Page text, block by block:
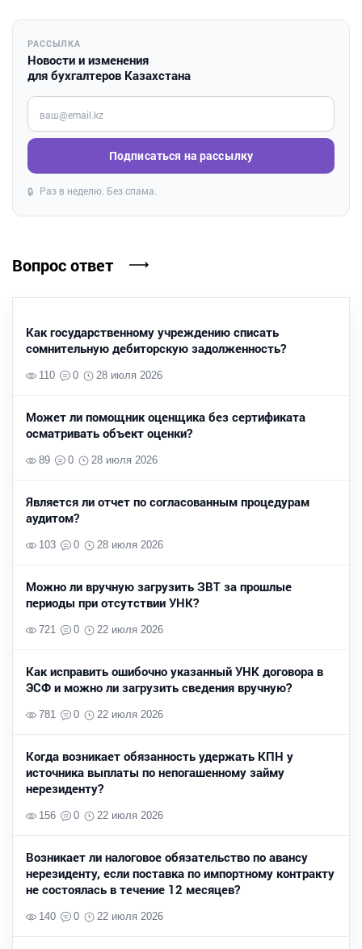
РАССЫЛКА
Новости и изменения
для бухгалтеров Казахстана
Введите ваш e-mail
Подписаться на рассылку
🔒 Раз в неделю. Без спама.
Вопрос ответ
Как государственному учреждению списать
сомнительную дебиторскую задолженность?
110 0 28 июля 2026
Может ли помощник оценщика без сертификата
осматривать объект оценки?
89 0 28 июля 2026
Является ли отчет по согласованным процедурам
аудитом?
103 0 28 июля 2026
Можно ли вручную загрузить ЗВТ за прошлые
периоды при отсутствии УНК?
721 0 22 июля 2026
Как исправить ошибочно указанный УНК договора в
ЭСФ и можно ли загрузить сведения вручную?
781 0 22 июля 2026
Когда возникает обязанность удержать КПН у
источника выплаты по непогашенному займу
нерезиденту?
156 0 22 июля 2026
Возникает ли налоговое обязательство по авансу
нерезиденту, если поставка по импортному контракту
не состоялась в течение 12 месяцев?
140 0 22 июля 2026